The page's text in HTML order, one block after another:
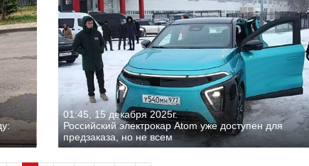
01:45, 15 декабря 2025г.
Российский электрокар Atom уже доступен для
предзаказа, но не всем